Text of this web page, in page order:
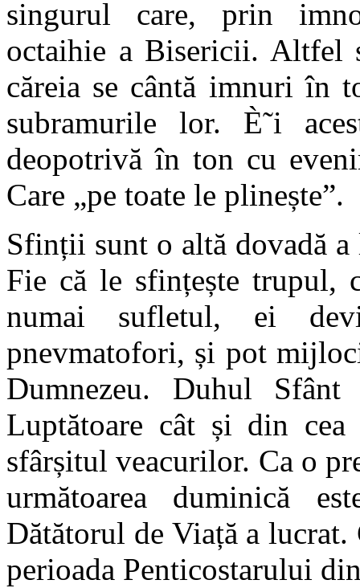
singurul care, prin
octaihie a Bisericii. Altfel
căreia se cântă imnuri în
subramurile lor. È˜i
deopotrivă în ton cu
Care „pe toate le plinește”.
Sfinții sunt o altă dovadă
Fie că le sfințește trupul,
numai sufletul, ei
pnevmatofori, și pot
Dumnezeu. Duhul
Luptătoare cât și din
sfârșitul veacurilor. Ca o
următoarea duminică
Dătătorul de Viață a lucrat.
perioada Penticostarului